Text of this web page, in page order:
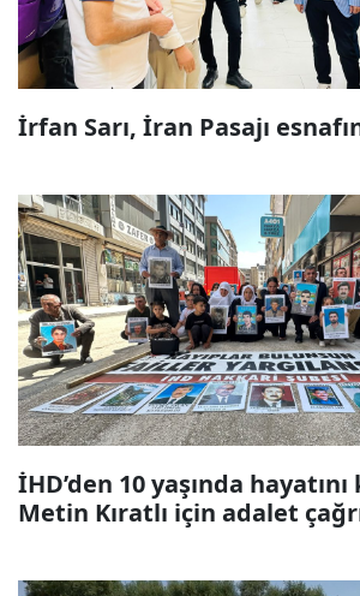
İrfan Sarı, İran Pasajı
İHD’den 10 yaşında
Metin Kıratlı için adalet